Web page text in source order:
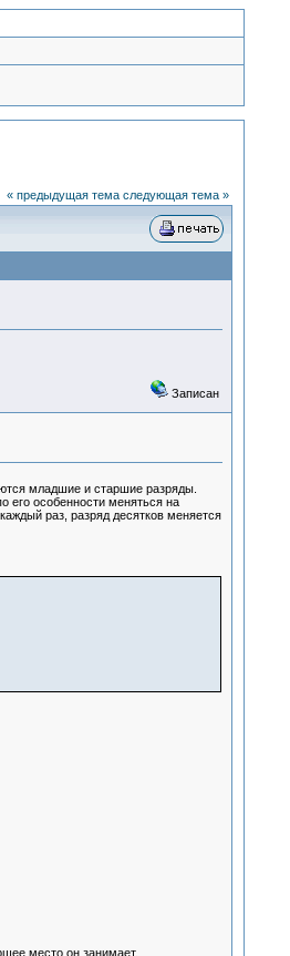
« предыдущая тема следующая тема »
Записан
младшие и старшие разряды.
особенности меняться на
раз, разряд десятков меняется
место он занимает.